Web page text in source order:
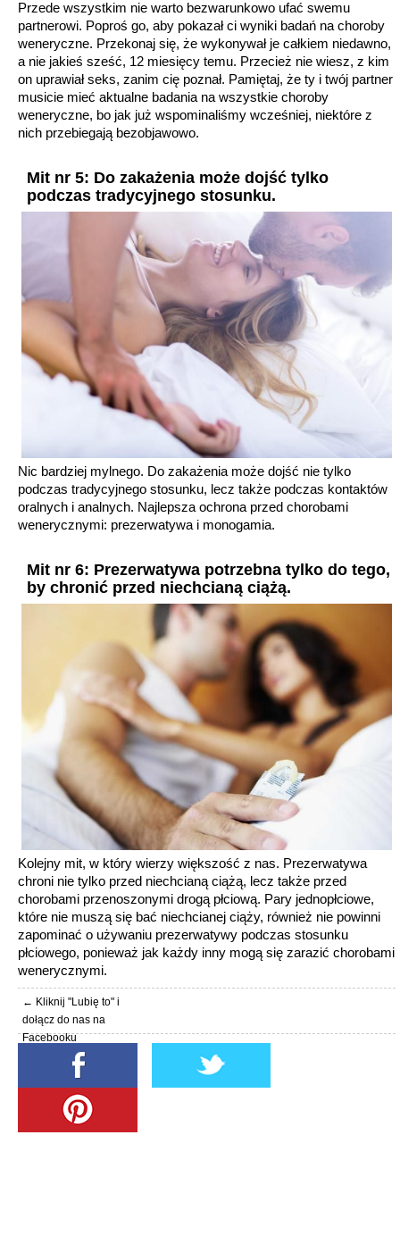
Przede wszystkim nie warto bezwarunkowo ufać swemu
partnerowi. Poproś go, aby pokazał ci wyniki badań na choroby
weneryczne. Przekonaj się, że wykonywał je całkiem niedawno,
a nie jakieś sześć, 12 miesięcy temu. Przecież nie wiesz, z kim
on uprawiał seks, zanim cię poznał. Pamiętaj, że ty i twój partner
musicie mieć aktualne badania na wszystkie choroby
weneryczne, bo jak już wspominaliśmy wcześniej, niektóre z
nich przebiegają bezobjawowo.
Mit nr 5: Do zakażenia może dojść tylko
podczas tradycyjnego stosunku.
Nic bardziej mylnego. Do zakażenia może dojść nie tylko
podczas tradycyjnego stosunku, lecz także podczas kontaktów
oralnych i analnych. Najlepsza ochrona przed chorobami
wenerycznymi: prezerwatywa i monogamia.
Mit nr 6: Prezerwatywa potrzebna tylko do tego,
by chronić przed niechcianą ciążą.
Kolejny mit, w który wierzy większość z nas. Prezerwatywa
chroni nie tylko przed niechcianą ciążą, lecz także przed
chorobami przenoszonymi drogą płciową. Pary jednopłciowe,
które nie muszą się bać niechcianej ciąży, również nie powinni
zapominać o używaniu prezerwatywy podczas stosunku
płciowego, ponieważ jak każdy inny mogą się zarazić chorobami
wenerycznymi.
← Kliknij "Lubię to" i
dołącz do nas na
Facebooku